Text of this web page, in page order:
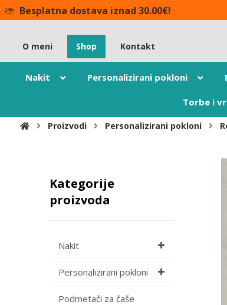
Besplatna dostava iznad 30.00€!
O meni Shop Kontakt
Nakit Personalizirani pokloni
Torbe i
Proizvodi Personalizirani pokloni
Kategorije
proizvoda
Nakit
Personalizirani pokloni
Podmetači za čaše